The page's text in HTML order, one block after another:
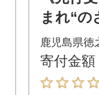
まれ“の
島黒毛
好きの
せち」
鹿児島県徳
寄付金額